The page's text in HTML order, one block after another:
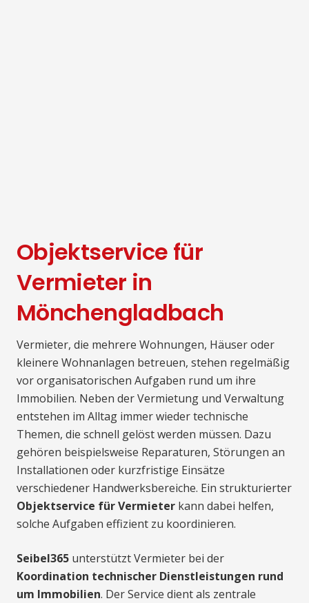
Objektservice für
Vermieter in
Mönchengladbach
Vermieter, die mehrere Wohnungen, Häuser oder
kleinere Wohnanlagen betreuen, stehen regelmäßig
vor organisatorischen Aufgaben rund um ihre
Immobilien. Neben der Vermietung und Verwaltung
entstehen im Alltag immer wieder technische
Themen, die schnell gelöst werden müssen. Dazu
gehören beispielsweise Reparaturen, Störungen an
Installationen oder kurzfristige Einsätze
verschiedener Handwerksbereiche. Ein strukturierter
Objektservice für Vermieter kann dabei helfen,
solche Aufgaben effizient zu koordinieren.
Seibel365 unterstützt Vermieter bei der
Koordination technischer Dienstleistungen rund
um Immobilien. Der Service dient als zentrale